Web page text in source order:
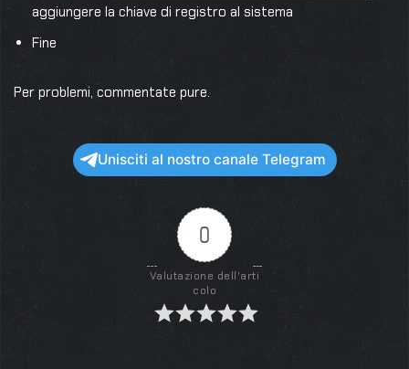
aggiungere la chiave di registro al sistema
Fine
Per problemi, commentate pure.
Unisciti al nostro canale Telegram
0
Valutazione dell'arti
colo